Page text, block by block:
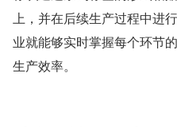
上，并在后续生产过程中进
业就能够实时掌握每个环节
生产效率。